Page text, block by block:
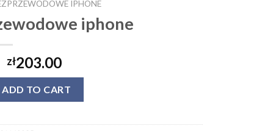
IPHONE
iphone
zł203.00
ADD TO CART